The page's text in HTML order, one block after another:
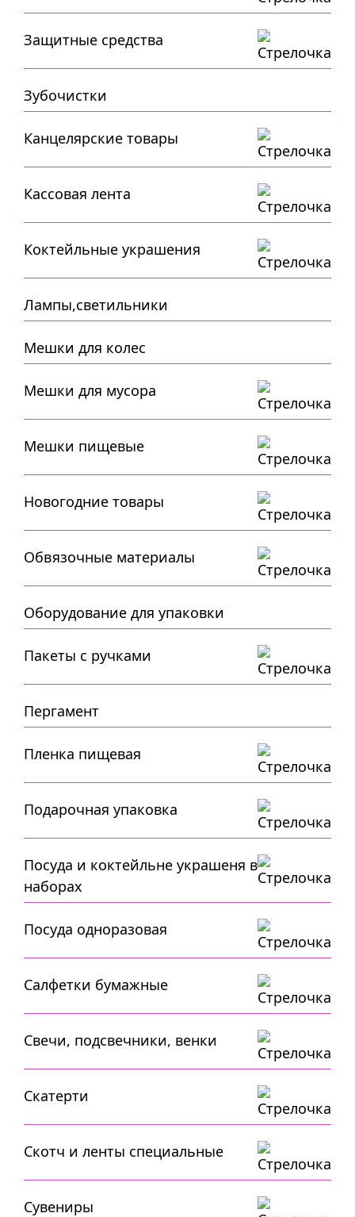
Защитные средства
Зубочистки
Канцелярские товары
Кассовая лента
Коктейльные украшения
Лампы,светильники
Мешки для колес
Мешки для мусора
Мешки пищевые
Новогодние товары
Обвязочные материалы
Оборудование для упаковки
Пакеты с ручками
Пергамент
Пленка пищевая
Подарочная упаковка
Посуда и коктейльне украшеня в
наборах
Посуда одноразовая
Салфетки бумажные
Свечи, подсвечники, венки
Скатерти
Скотч и ленты специальные
Сувениры